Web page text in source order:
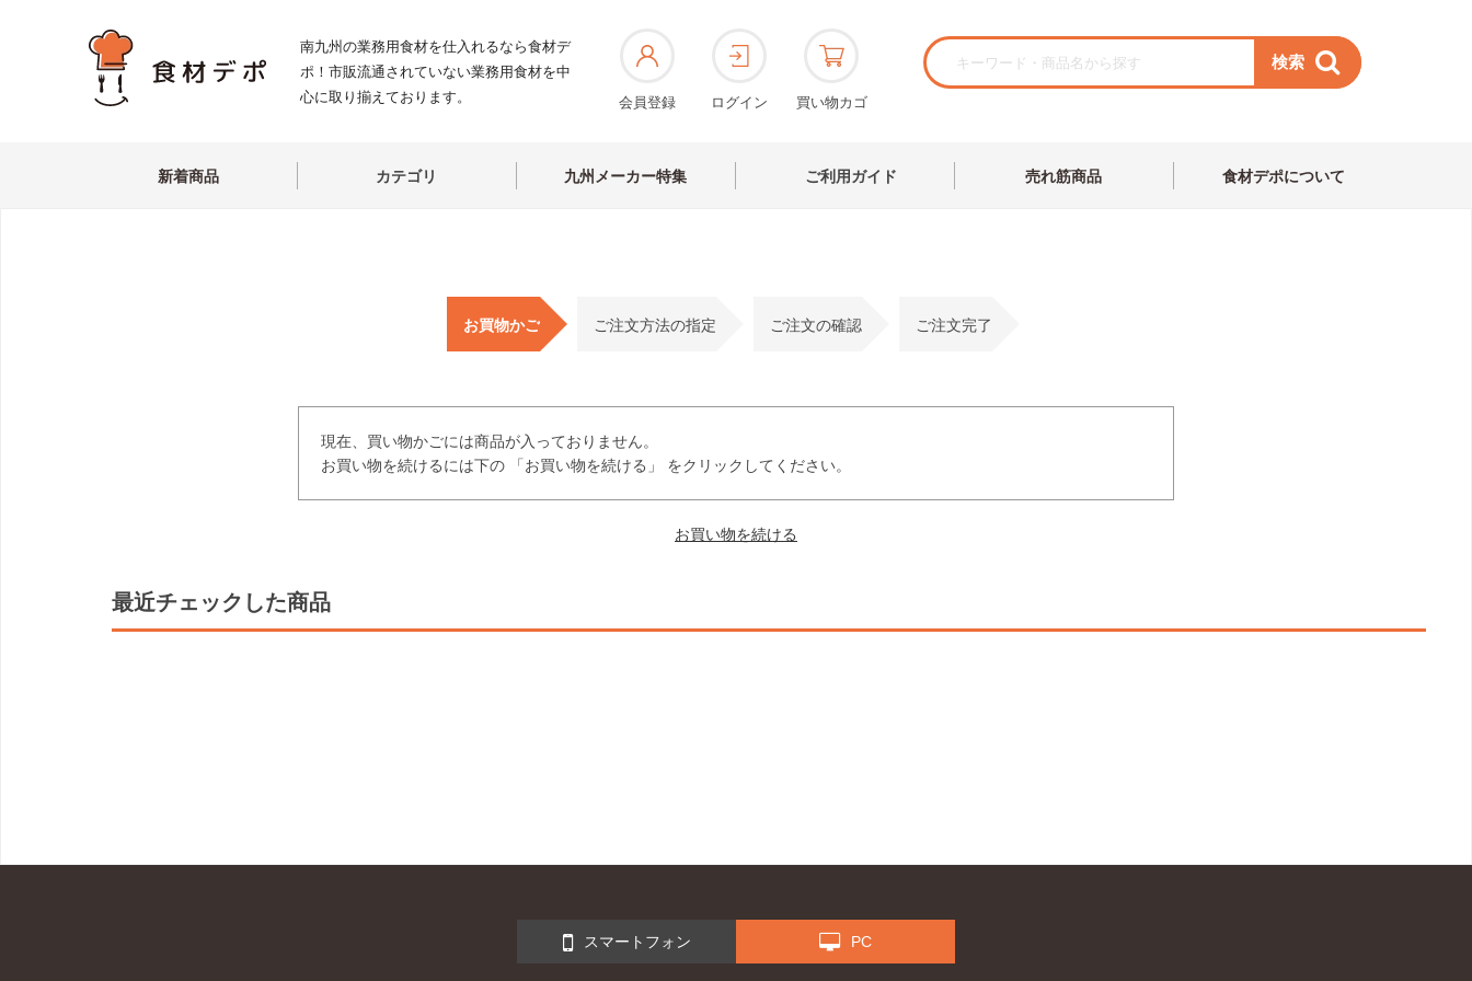
南九州の業務用食材を仕入れるなら食材デ
ポ！市販流通されていない業務用食材を中
心に取り揃えております。
会員登録 ログイン 買い物カゴ
検索
新着商品 カテゴリ 九州メーカー特集 ご利用ガイド 売れ筋商品 食材デポについて
お買物かご ご注文方法の指定 ご注文の確認 ご注文完了
現在、買い物かごには商品が入っておりません。
お買い物を続けるには下の 「お買い物を続ける」 をクリックしてください。
最近チェックした商品
スマートフォン PC